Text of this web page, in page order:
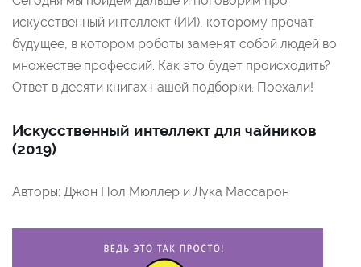
искусственный интеллект (ИИ), которому прочат
будущее, в котором роботы заменят собой людей во
множестве профессий. Как это будет происходить?
Ответ в десяти книгах нашей подборки. Поехали!
Искусственный интеллект для чайников
(2019)
Авторы: Джон Пол Мюллер и Лука Массарон